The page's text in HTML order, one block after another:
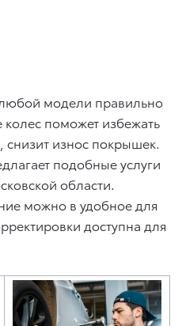
модели правильно
поможет избежать
износ покрышек.
подобные услуги
области.
можно в удобное для
доступна для